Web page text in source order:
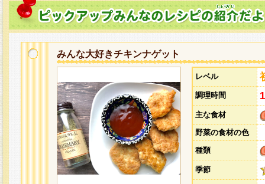
みんな大好きチキンナゲット
レベル
調理時間
主な食材
野菜の食材の色
種類
季節